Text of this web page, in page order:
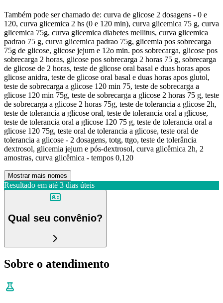
Também pode ser chamado de: curva de glicose 2 dosagens - 0 e
120, curva glicemica 2 hs (0 e 120 min), curva glicemica 75 g, curva
glicemica 75g, curva glicemica diabetes mellitus, curva glicemica
padrao 75 g, curva glicemica padrao 75g, glicemia pos sobrecarga
75g de glicose, glicose jejum e 12o min. pos sobrecarga, glicose pos
sobrecarga 2 horas, glicose pos sobrecarga 2 horas 75 g, sobrecarga
de glicose de 2 horas, teste de glicose oral basal e duas horas apos
glicose anidra, teste de glicose oral basal e duas horas apos glutol,
teste de sobrecarga a glicose 120 min 75, teste de sobrecarga a
glicose 120 min 75g, teste de sobrecarga a glicose 2 horas 75 g, teste
de sobrecarga a glicose 2 horas 75g, teste de tolerancia a glicose 2h,
teste de tolerancia a glicose oral, teste de tolerancia oral a glicose,
teste de tolerancia oral a glicose 120 75 g, teste de tolerancia oral a
glicose 120 75g, teste oral de tolerancia a glicose, teste oral de
tolerancia a glicose - 2 dosagens, totg, ttgo, teste de tolerância
dextrosol, glicemia jejum e pós-dextrosol, curva glicêmica 2h, 2
amostras, curva glicêmica - tempos 0,120
Mostrar mais nomes
Resultado em até 3 dias úteis
Qual seu convênio?
Sobre o atendimento